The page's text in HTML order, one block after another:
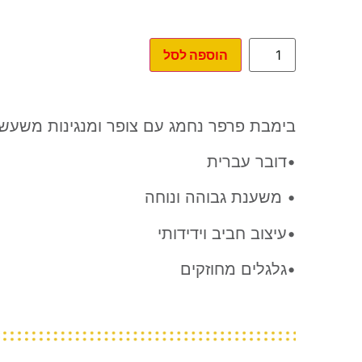
הוספה לסל
בימבת פרפר נחמג עם צופר ומנגינות
•דובר עברית
• משענת גבוהה ונוחה
•עיצוב חביב וידידותי
•גלגלים מחוזקים